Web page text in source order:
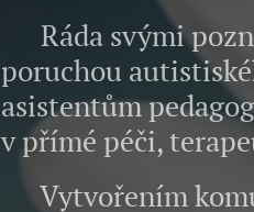
Ráda svými
poruchou
asistentům
v přímé péči,
Vytvořením